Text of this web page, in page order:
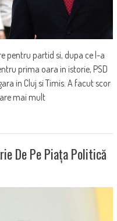
pentru partid si, dupa ce l-a
prima oara in istorie, PSD
in Cluj si Timis. A facut scor
mai mult
De Pe Piața Politică